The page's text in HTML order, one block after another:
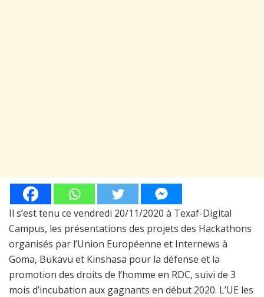
Il s’est tenu ce vendredi 20/11/2020 à Texaf-Digital
Campus, les présentations des projets des Hackathons
organisés par l’Union Européenne et Internews à
Goma, Bukavu et Kinshasa pour la défense et la
promotion des droits de l’homme en RDC, suivi de 3
mois d’incubation aux gagnants en début 2020. L’UE les